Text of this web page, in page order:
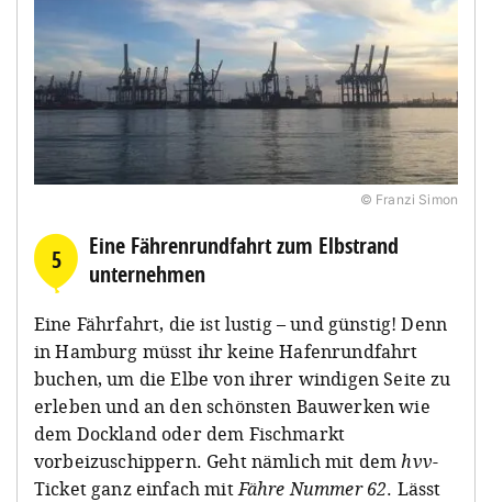
© Franzi Simon
5
Eine Fährenrundfahrt zum Elbstrand
unternehmen
Eine Fährfahrt, die ist lustig – und günstig! Denn
in Hamburg müsst ihr keine Hafenrundfahrt
buchen, um die Elbe von ihrer windigen Seite zu
erleben und an den schönsten Bauwerken wie
dem Dockland oder dem Fischmarkt
vorbeizuschippern. Geht nämlich mit demhvv-
Ticket ganz einfach mitFähre Nummer 62. Lässt